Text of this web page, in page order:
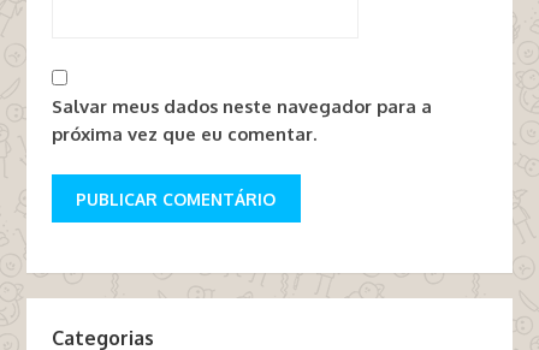
Salvar meus dados neste navegador para a
próxima vez que eu comentar.
Categorias